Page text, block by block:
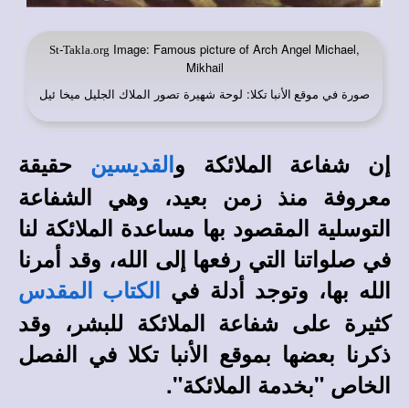
St-Takla.org Image: Famous picture of Arch Angel Michael,
Mikhail
صورة في موقع الأنبا تكلا: لوحة شهيرة تصور الملاك الجليل ميخا ئيل
إن شفاعة الملائكة و القديسين
حقيقة
معروفة منذ زمن بعيد، وهي الشفاعة
التوسلية المقصود بها مساعدة الملائكة لنا
في صلواتنا التي رفعها إلى الله، وقد أمرنا
الله بها، وتوجد أدلة في
الكتاب المقدس
كثيرة على شفاعة الملائكة للبشر، وقد
ذكرنا بعضها بموقع الأنبا تكلا في الفصل
الخاص "بخدمة الملائكة".